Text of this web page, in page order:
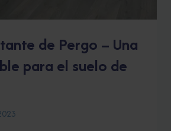
de Pergo – Una
para el suelo de